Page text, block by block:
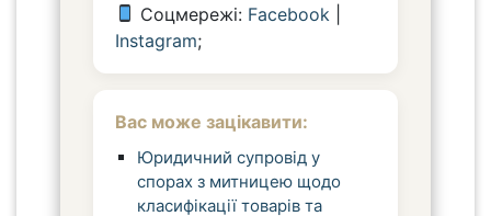
Соцмережі: Facebook
Instagram;
Вас може зацікавити:
Юридичний супровід у
спорах з митницею щодо
класифікації товарів та